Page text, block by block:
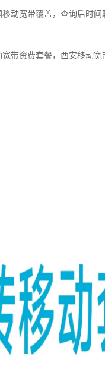
动宽带覆盖，查询后时
带资费套餐，西安移动